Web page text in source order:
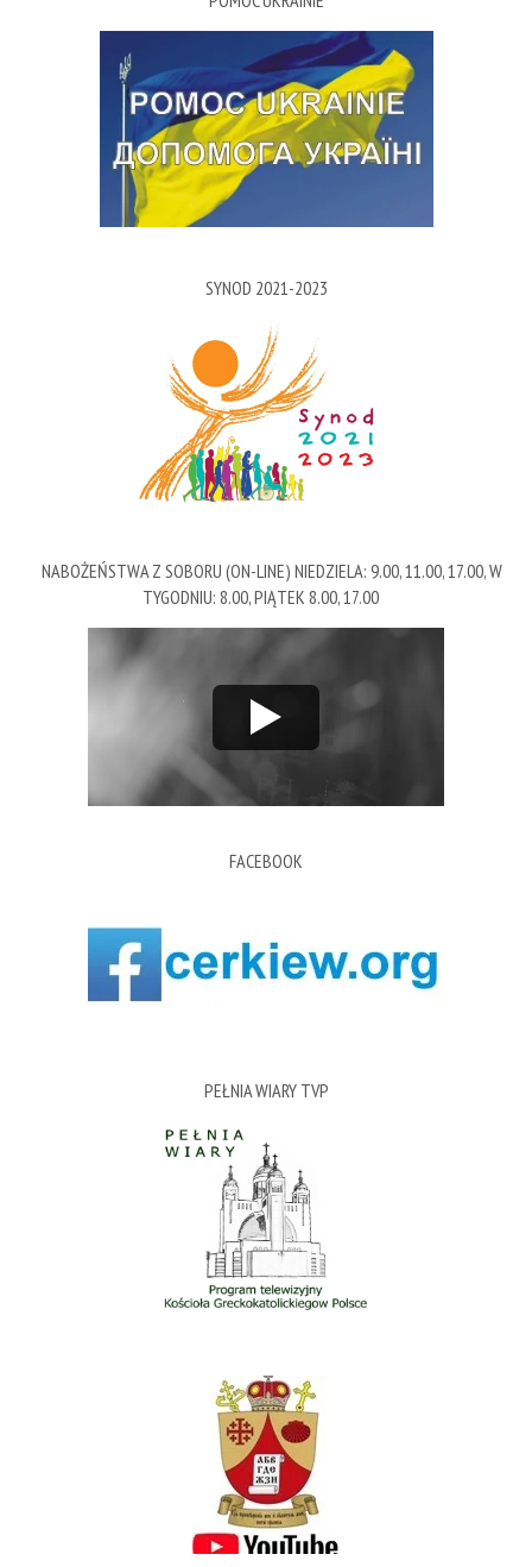
SYNOD 2021-2023
NABOŻEŃSTWA Z SOBORU (ON-LINE) NIEDZIELA: 9.00, 11.00, 17.00, W
TYGODNIU: 8.00, PIĄTEK 8.00, 17.00
FACEBOOK
PEŁNIA WIARY TVP